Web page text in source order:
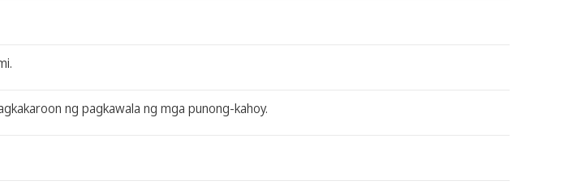
ng pagkawala ng mga punong-kahoy.